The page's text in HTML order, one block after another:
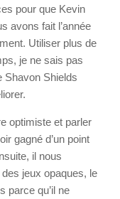
pour que Kevin
avons fait l’année
Utiliser plus de
je ne sais pas
Shavon Shields
optimiste et parler
gagné d’un point
il nous
des jeux opaques, le
parce qu’il ne